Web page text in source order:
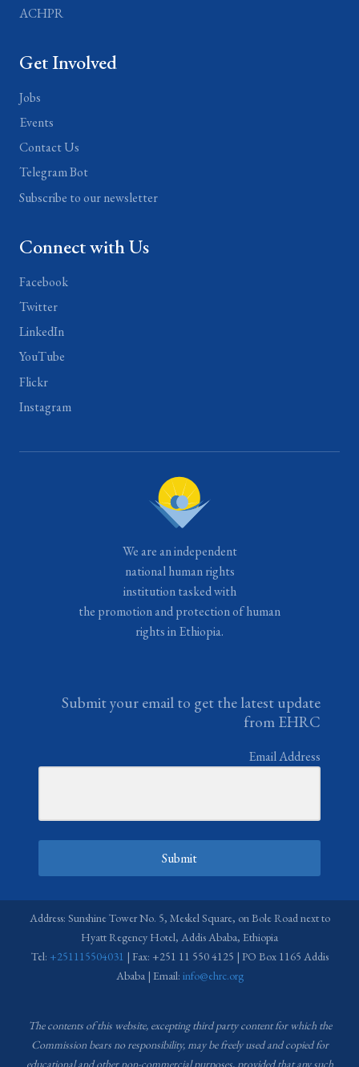
ACHPR
Get Involved
Jobs
Events
Contact Us
Telegram Bot
Subscribe to our newsletter
Connect with Us
Facebook
Twitter
LinkedIn
YouTube
Flickr
Instagram
We are an independent
national human rights
institution tasked with
the promotion and protection of human
rights in Ethiopia.
Submit your email to get the latest update
from EHRC
Email Address
Submit
Address: Sunshine Tower No. 5, Meskel Square, on Bole Road next to
Hyatt Regency Hotel, Addis Ababa, Ethiopia
Tel: +251115504031 | Fax: +251 11 550 4125 | PO Box 1165 Addis
Ababa | Email: info@ehrc.org
The contents of this website, excepting third party content for which the
Commission bears no responsibility,may be freely used and copied for
educational and other non-commercial purposes, provided that any such